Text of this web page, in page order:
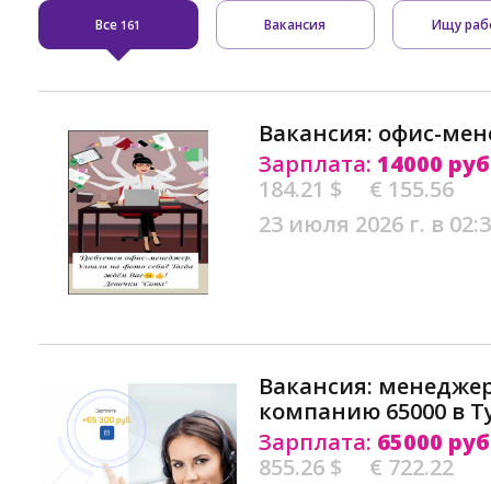
Все 161 Вакансия Ищу
Вакансия: офис-
Зарплата: 14000
184.21 $
€ 155.56
23 июля 2026 г. в
Вакансия:
компанию 65000 в
Зарплата: 65000
855.26 $
€ 722.22